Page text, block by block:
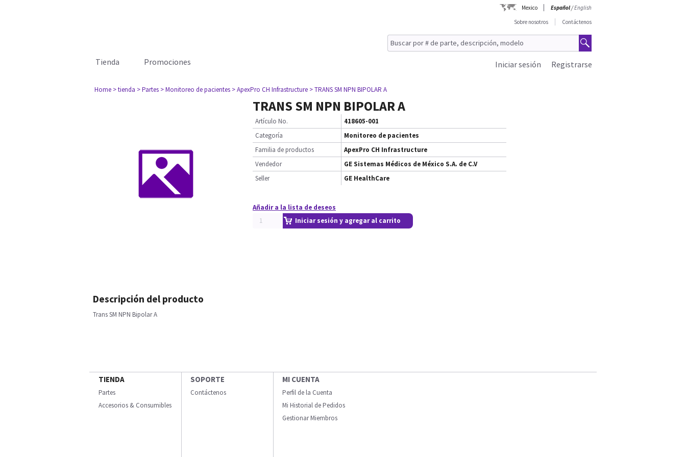
Mexico Español/English
Sobre nosotros
Contáctenos
Tienda Promociones Registrarse
Iniciar sesión
Home > tienda > Partes > Monitoreo de pacientes > ApexPro CH Infrastructure > TRANS SM NPN BIPOLAR A
TRANS SM NPN BIPOLAR A
Artículo No.
418605-001
Categoría
Monitoreo de pacientes
Familia de productos
ApexPro CH Infrastructure
Vendedor
GE Sistemas Médicos de México S.A. de C.V
Seller
GE HealthCare
Añadir a la lista de deseos
Iniciar sesión y agregar al carrito
Descripción del producto
Trans SM NPN Bipolar A
TIENDA
Partes
Accesorios & Consumibles
SOPORTE
Contáctenos
MI CUENTA
Perfil de la Cuenta
Mi Historial de Pedidos
Gestionar Miembros